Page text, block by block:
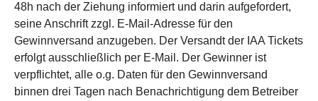
48h nach der Ziehung informiert und darin aufgefordert,
seine Anschrift zzgl. E-Mail-Adresse für den
Gewinnversand anzugeben. Der Versandt der IAA Tickets
erfolgt ausschließlich per E-Mail. Der Gewinner ist
verpflichtet, alle o.g. Daten für den Gewinnversand
binnen drei Tagen nach Benachrichtigung dem Betreiber